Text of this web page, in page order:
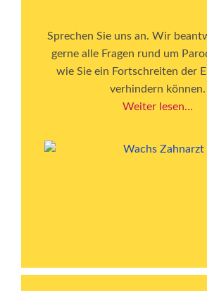
Sprechen Sie uns an. Wir
gerne alle Fragen rund um
wie Sie ein Fortschreiten der
verhindern können.
Weiter lesen…